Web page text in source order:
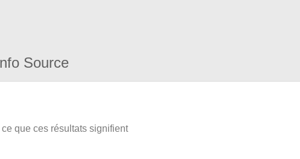
Source
que ces résultats signifient